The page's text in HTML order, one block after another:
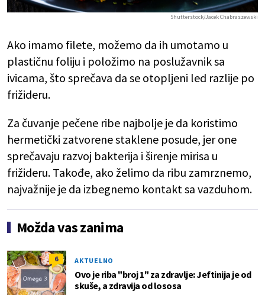
Shutterstock/Jacek Chabraszewski
Ako imamo filete, možemo da ih umotamo u
plastičnu foliju i položimo na poslužavnik sa
ivicama, što sprečava da se otopljeni led razlije po
frižideru.
Za čuvanje pečene ribe najbolje je da koristimo
hermetički zatvorene staklene posude, jer one
sprečavaju razvoj bakterija i širenje mirisa u
frižideru. Takođe, ako želimo da ribu zamrznemo,
najvažnije je da izbegnemo kontakt sa vazduhom.
Možda vas zanima
6 AKTUELNO
Ovo je riba "broj 1" za zdravlje: Jeftinija je od
skuše, a zdravija od lososa